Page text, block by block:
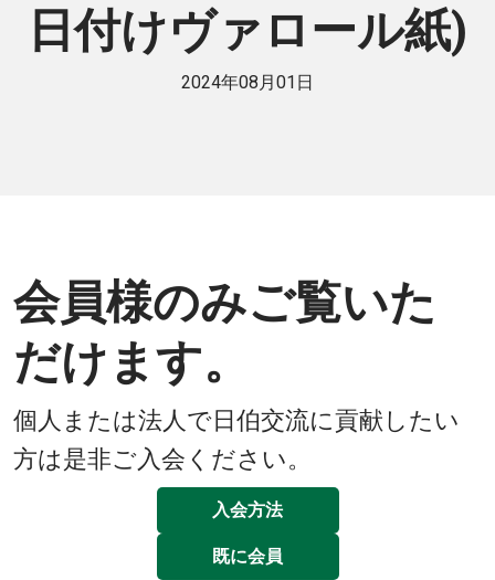
日付けヴァロール紙)
2024年08月01日
会員様のみご覧いた
だけます。
個人または法人で日伯交流に貢献したい
方は是非ご入会ください。
入会方法
既に会員